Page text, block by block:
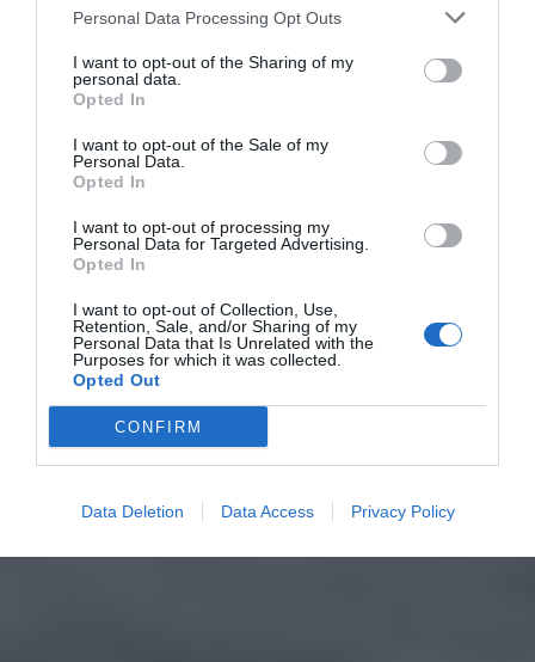
Personal Data Processing Opt Outs
I want to opt-out of the Sharing of my
personal data.
Opted In
I want to opt-out of the Sale of my
Personal Data.
Opted In
I want to opt-out of processing my
Personal Data for Targeted Advertising.
Opted In
I want to opt-out of Collection, Use,
Retention, Sale, and/or Sharing of my
Personal Data that Is Unrelated with the
Purposes for which it was collected.
Opted Out
CONFIRM
Data Deletion Data Access Privacy Policy